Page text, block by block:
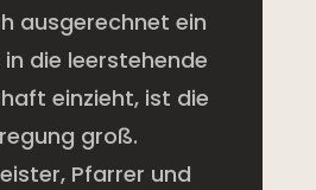
ausgerechnet ein
die leerstehende
einzieht, ist die
groß.
Pfarrer und